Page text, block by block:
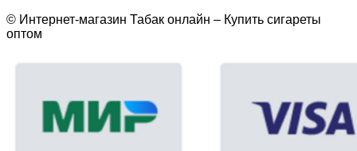
© Интернет-магазин Табак онлайн – Купить сигареты
оптом